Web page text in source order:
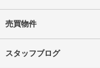
売買物件
スタッフブログ